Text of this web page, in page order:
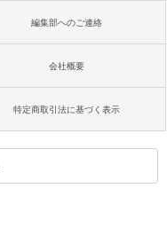
編集部へのご連絡
会社概要
特定商取引法に基づく表示